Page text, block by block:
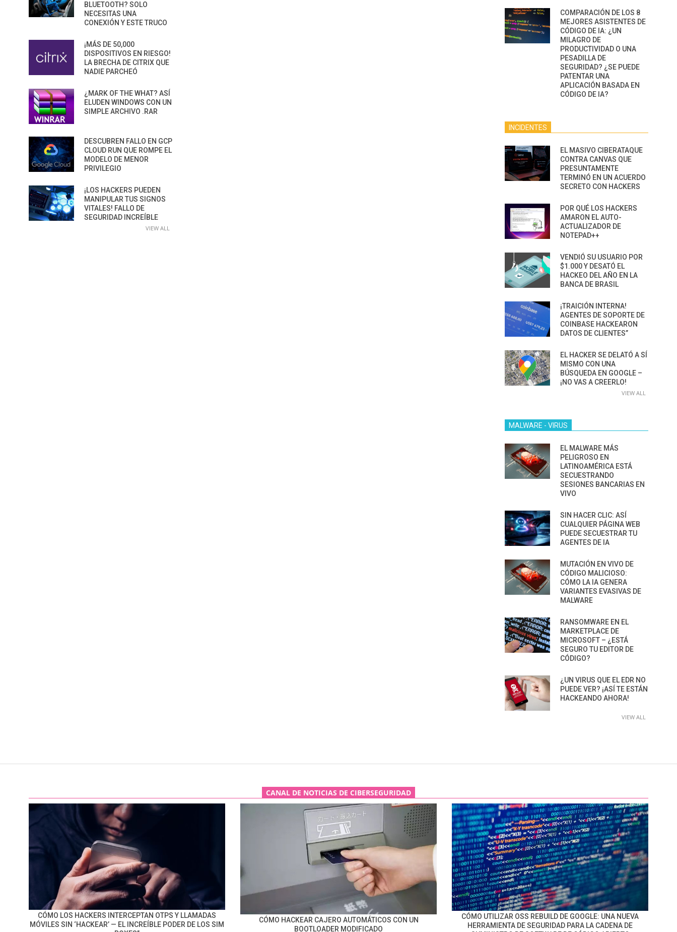
BLUETOOTH? SOLO
NECESITAS UNA
CONEXIÓN Y ESTE TRUCO
¡MÁS DE 50,000
DISPOSITIVOS EN RIESGO!
LA BRECHA DE CITRIX QUE
NADIE PARCHEÓ
¿MARK OF THE WHAT? ASÍ
ELUDEN WINDOWS CON UN
SIMPLE ARCHIVO .RAR
DESCUBREN FALLO EN GCP
CLOUD RUN QUE ROMPE EL
MODELO DE MENOR
PRIVILEGIO
¡LOS HACKERS PUEDEN
MANIPULAR TUS SIGNOS
VITALES! FALLO DE
SEGURIDAD INCREÍBLE
VIEW ALL
COMPARACIÓN DE LOS 8
MEJORES ASISTENTES DE
CÓDIGO DE IA: ¿UN
MILAGRO DE
PRODUCTIVIDAD O UNA
PESADILLA DE
SEGURIDAD? ¿SE PUEDE
PATENTAR UNA
APLICACIÓN BASADA EN
CÓDIGO DE IA?
INCIDENTES
EL MASIVO CIBERATAQUE
CONTRA CANVAS QUE
PRESUNTAMENTE
TERMINÓ EN UN ACUERDO
SECRETO CON HACKERS
POR QUÉ LOS HACKERS
AMARON EL AUTO-
ACTUALIZADOR DE
NOTEPAD++
VENDIÓ SU USUARIO POR
$1.000 Y DESATÓ EL
HACKEO DEL AÑO EN LA
BANCA DE BRASIL
¡TRAICIÓN INTERNA!
AGENTES DE SOPORTE DE
COINBASE HACKEARON
DATOS DE CLIENTES”
EL HACKER SE DELATÓ A SÍ
MISMO CON UNA
BÚSQUEDA EN GOOGLE –
¡NO VAS A CREERLO!
VIEW ALL
MALWARE - VIRUS
EL MALWARE MÁS
PELIGROSO EN
LATINOAMÉRICA ESTÁ
SECUESTRANDO
SESIONES BANCARIAS EN
VIVO
SIN HACER CLIC: ASÍ
CUALQUIER PÁGINA WEB
PUEDE SECUESTRAR TU
AGENTES DE IA
MUTACIÓN EN VIVO DE
CÓDIGO MALICIOSO:
CÓMO LA IA GENERA
VARIANTES EVASIVAS DE
MALWARE
RANSOMWARE EN EL
MARKETPLACE DE
MICROSOFT – ¿ESTÁ
SEGURO TU EDITOR DE
CÓDIGO?
¿UN VIRUS QUE EL EDR NO
PUEDE VER? ¡ASÍ TE ESTÁN
HACKEANDO AHORA!
VIEW ALL
CANAL DE NOTICIAS DE CIBERSEGURIDAD
CÓMO LOS HACKERS INTERCEPTAN OTPS Y LLAMADAS
MÓVILES SIN ‘HACKEAR’ — EL INCREÍBLE PODER DE LOS SIM
CÓMO HACKEAR CAJERO AUTOMÁTICOS CON UN
BOOTLOADER MODIFICADO
CÓMO UTILIZAR OSS REBUILD DE GOOGLE: UNA NUEVA
HERRAMIENTA DE SEGURIDAD PARA LA CADENA DE